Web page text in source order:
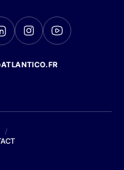
/